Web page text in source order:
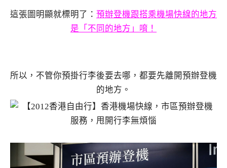
這張圖明顯就標明了： 預辦登機跟搭乘機場快線的地方
是「不同的地方」唷！
所以，不管你預掛行李後要去哪，都要先離開預辦登機
的地方。